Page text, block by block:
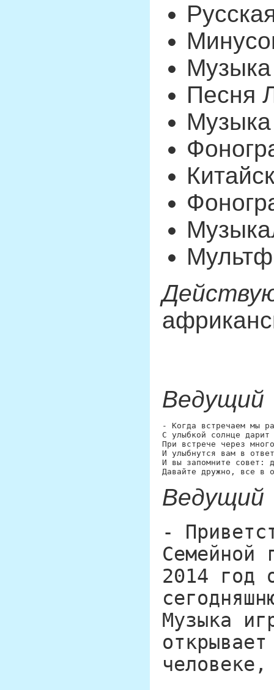
Музыка
Песня
Ведущий
- Когда встречаем мы
С улыбкой солнце
При встрече через
И улыбнутся вам в
И вы запомните совет:
Ведущий
-
Семейной
2014 год
Музыка